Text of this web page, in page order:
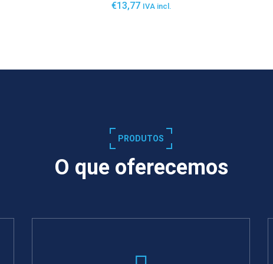
€13,77 IVA incl.
PRODUTOS
O que oferecemos